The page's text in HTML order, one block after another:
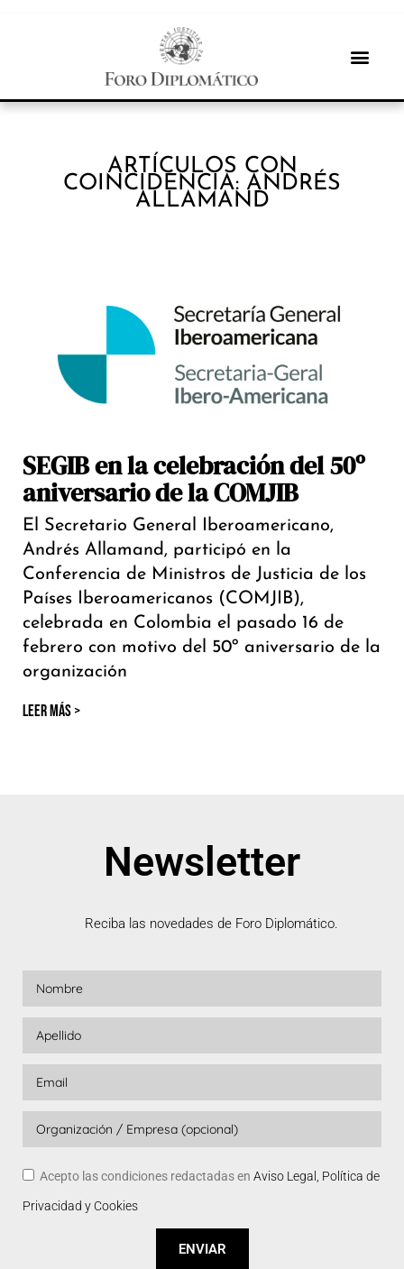
ARTÍCULOS CON
COINCIDENCIA: ANDRÉS
ALLAMAND
SEGIB en la celebración del 50º
aniversario de la COMJIB
El Secretario General Iberoamericano,
Andrés Allamand, participó en la
Conferencia de Ministros de Justicia de los
Países Iberoamericanos (COMJIB),
celebrada en Colombia el pasado 16 de
febrero con motivo del 50º aniversario de la
organización
LEER MÁS >
Newsletter
Reciba las novedades de Foro Diplomático.
Acepto las condiciones redactadas en Aviso Legal, Política de
Privacidad y Cookies
ENVIAR